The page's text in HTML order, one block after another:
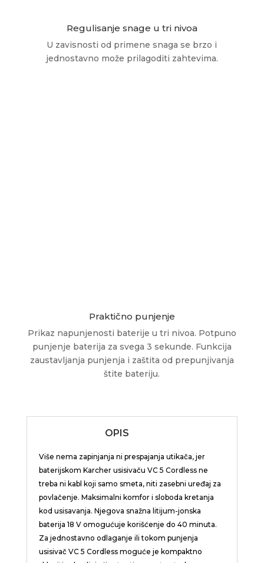
Regulisanje snage u tri nivoa
U zavisnosti od primene snaga se brzo i
jednostavno može prilagoditi zahtevima.
Praktično punjenje
Prikaz napunjenosti baterije u tri nivoa. Potpuno
punjenje baterija za svega 3 sekunde. Funkcija
zaustavljanja punjenja i zaštita od prepunjivanja
štite bateriju.
OPIS
Više nema zapinjanja ni prespajanja utikača, jer
baterijskom Karcher usisivaču VC 5 Cordless ne
treba ni kabl koji samo smeta, niti zasebni uređaj za
povlačenje. Maksimalni komfor i sloboda kretanja
kod usisavanja. Njegova snažna litijum-jonska
baterija 18 V omogućuje korišćenje do 40 minuta.
Za jednostavno odlaganje ili tokom punjenja
usisivač VC 5 Cordless moguće je kompaktno